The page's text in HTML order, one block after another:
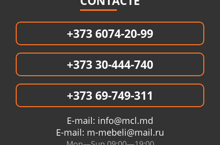
+373 6074-20-99
+373 30-444-740
+373 69-749-311
E-mail: info@mcl.md
E-mail: m-mebeli@mail.ru